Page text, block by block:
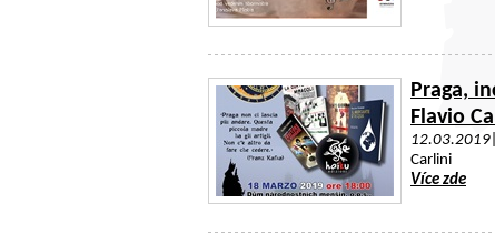
Praga,
Flavio
Carlini
Více zde